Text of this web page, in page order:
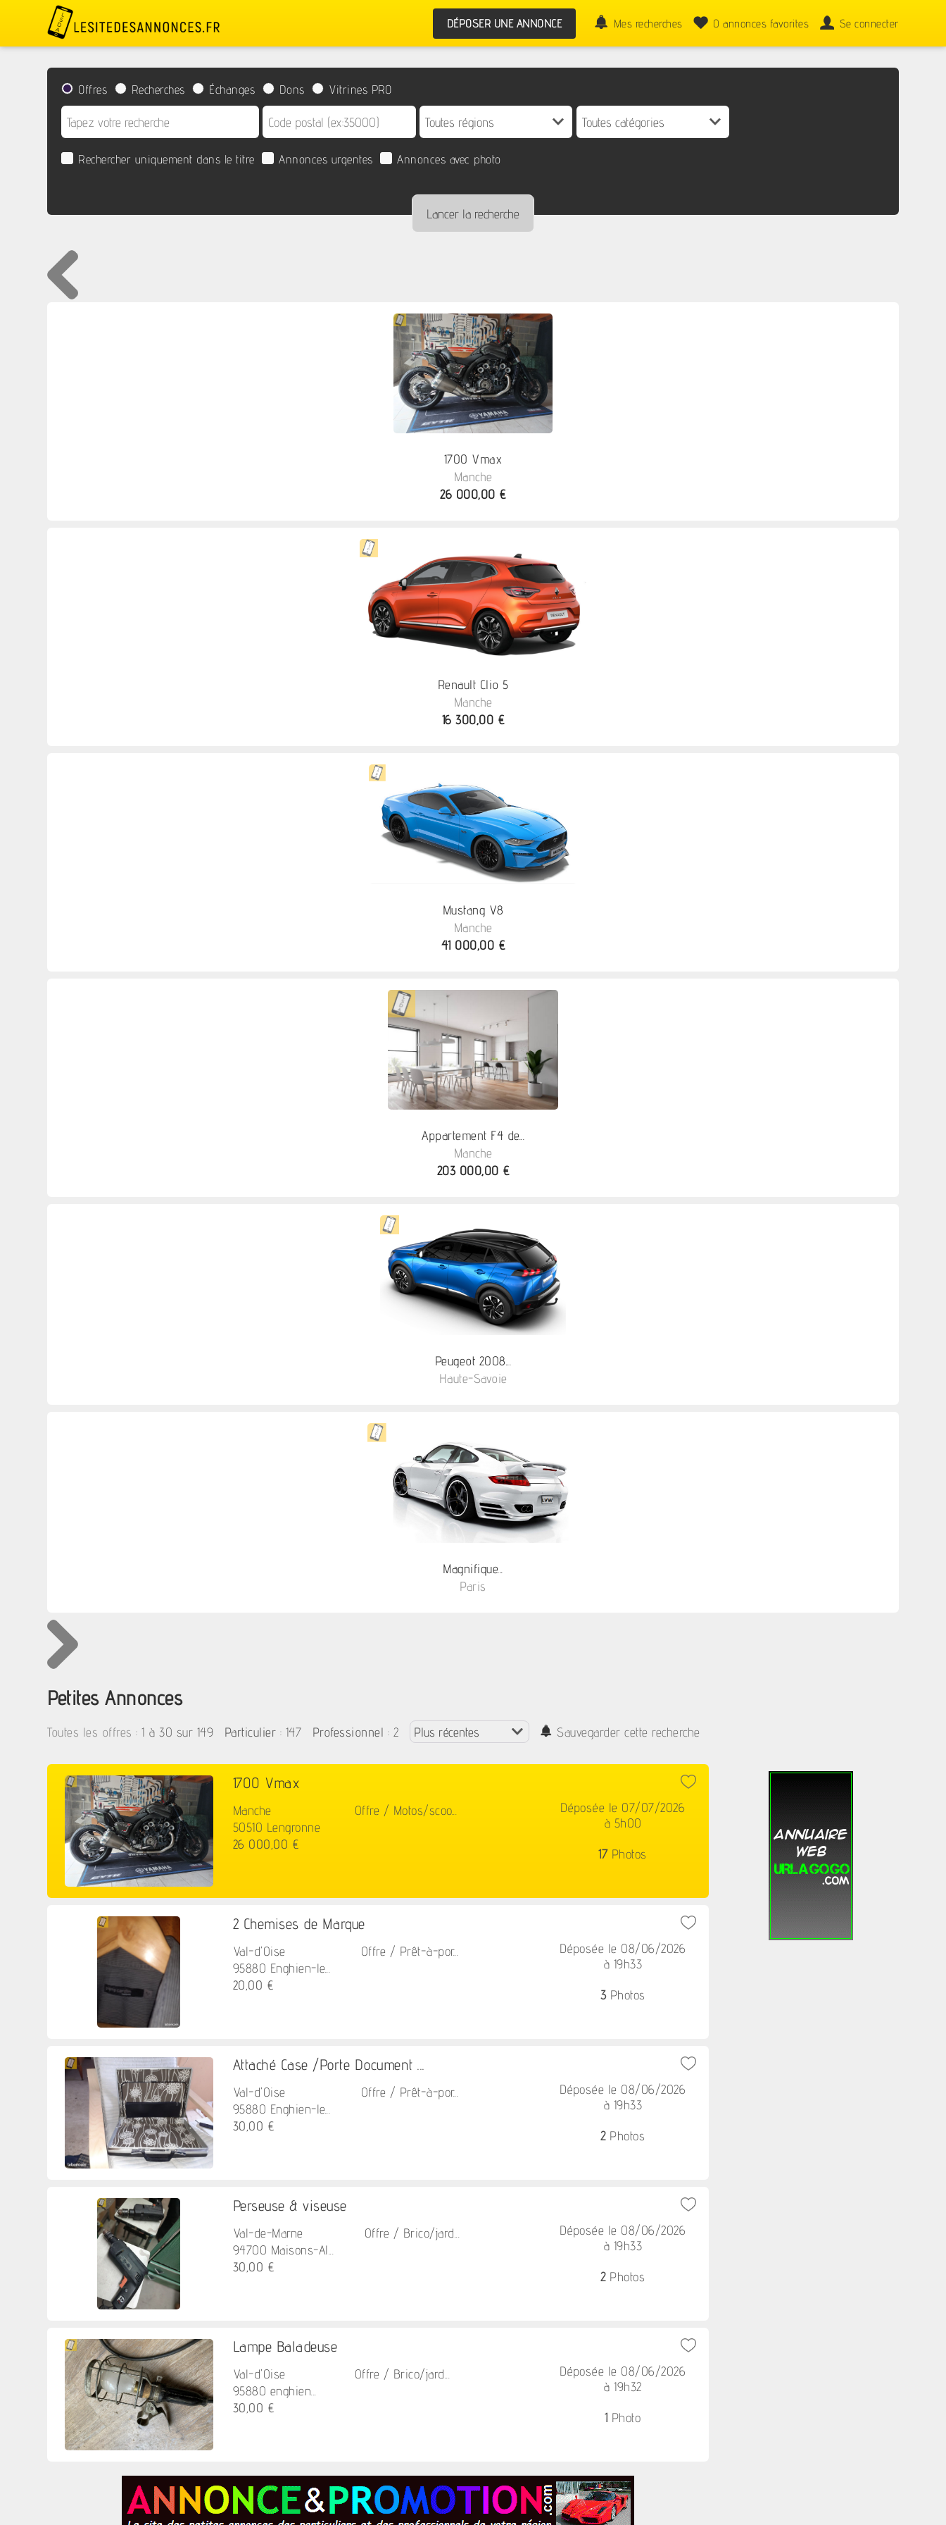
DÉPOSER UNE ANNONCE Mes recherches 0 annonces favorites Se connecter
Offres Recherches Échanges Dons Vitrines PRO
Rechercher uniquement dans le titre Annonces urgentes Annonces avec photo
1700 Vmax
Manche
26 000,00 €
Renault Clio 5
Manche
16 300,00 €
Mustang V8
Manche
41 000,00 €
Appartement F4 de...
Manche
203 000,00 €
Peugeot 2008...
Haute-Savoie
Magnifique...
Paris
Petites Annonces
Toutes les offres :1 à 30 sur 149 Particulier : 147 Professionnel : 2 Sauvegarder cette recherche
1700 Vmax
Manche
50510 Lengronne
26 000,00 €
Offre / Motos/scoo...
Déposée le 07/07/2026
à 5h00
17Photos
2 Chemises de Marque
Val-d'Oise
95880 Enghien-le...
20,00 €
Offre / Prêt-à-por...
Déposée le 08/06/2026
à 19h33
3Photos
Attaché Case /Porte Document ...
Val-d'Oise
95880 Enghien-le...
30,00 €
Offre / Prêt-à-por...
Déposée le 08/06/2026
à 19h33
2Photos
Perseuse & viseuse
Val-de-Marne
94700 Maisons-Al...
30,00 €
Offre / Brico/jard...
Déposée le 08/06/2026
à 19h33
2Photos
Lampe Baladeuse
Val-d'Oise
95880 enghien...
30,00 €
Offre / Brico/jard...
Déposée le 08/06/2026
à 19h32
1 Photo